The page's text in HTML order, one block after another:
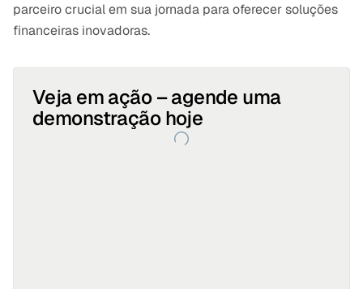
parceiro crucial em sua jornada para oferecer soluções
financeiras inovadoras.
Veja em ação – agende uma
demonstração hoje